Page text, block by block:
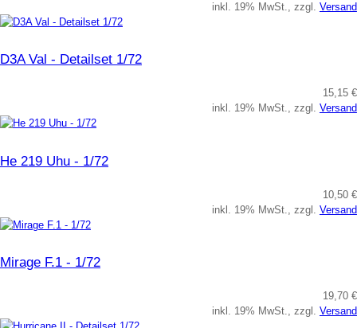
inkl. 19% MwSt., zzgl. Versand
D3A Val - Detailset 1/72
15,15 €
inkl. 19% MwSt., zzgl. Versand
He 219 Uhu - 1/72
10,50 €
inkl. 19% MwSt., zzgl. Versand
Mirage F.1 - 1/72
19,70 €
inkl. 19% MwSt., zzgl. Versand